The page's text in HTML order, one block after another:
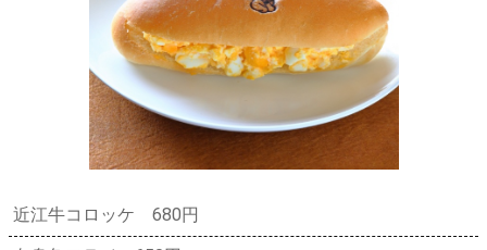
近江牛コロッケ 680円